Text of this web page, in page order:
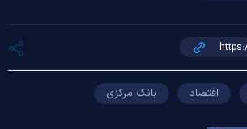
اقتصاد بانک مرکزی